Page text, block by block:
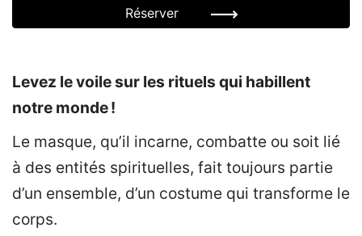
Réserver
Levez le voile sur les rituels qui habillent
notre monde !
Le masque, qu’il incarne, combatte ou soit lié
à des entités spirituelles, fait toujours partie
d’un ensemble, d’un costume qui transforme le
corps.